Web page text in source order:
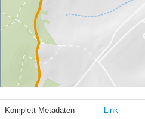
Komplett Metadaten Link